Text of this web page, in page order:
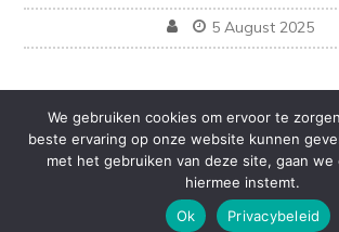
5 August 2025
Copyright © All rights reserved.Theme
Sensational Theme
We gebruiken cookies om ervoor te
beste ervaring op onze website kunnen
met het gebruiken van deze site, gaan we
hiermee instemt.
Ok
Privacybeleid